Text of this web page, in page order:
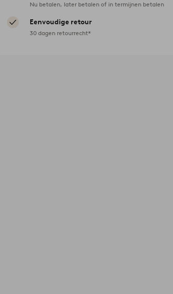
Nu betalen, later betalen of in termijnen betalen
Eenvoudige retour
30 dagen retourrecht*